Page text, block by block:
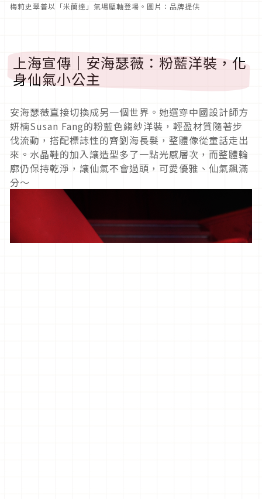
梅莉史翠普以「米蘭達」氣場壓軸登場。圖片：品牌提供
上海宣傳｜安海瑟薇：粉藍洋裝，化
身仙氣小公主
安海瑟薇直接切換成另一個世界。她選穿中國設計師方
妍楠Susan Fang的粉藍色縐紗洋裝，輕盈材質隨著步
伐流動，搭配標誌性的齊劉海長髮，整體像從童話走出
來。水晶鞋的加入讓造型多了一點光感層次，而整體輪
廓仍保持乾淨，讓仙氣不會過頭，可愛優雅、仙氣飆滿
分～